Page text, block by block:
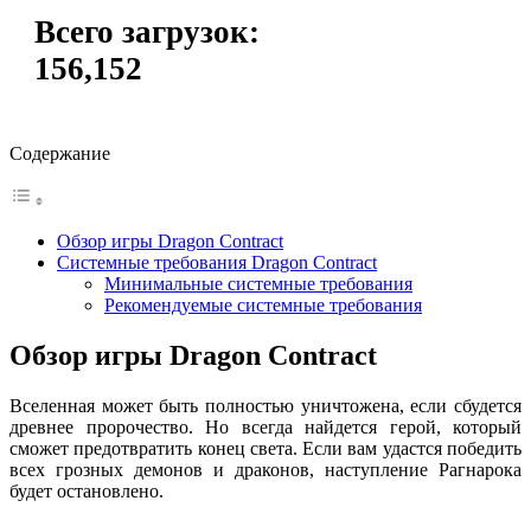
Всего загрузок:
156,152
Содержание
Обзор игры Dragon Contract
Системные требования Dragon Contract
Минимальные системные требования
Рекомендуемые системные требования
Обзор игры Dragon Contract
Вселенная может быть полностью уничтожена, если сбудется
древнее пророчество. Но всегда найдется герой, который
сможет предотвратить конец света. Если вам удастся победить
всех грозных демонов и драконов, наступление Рагнарока
будет остановлено.